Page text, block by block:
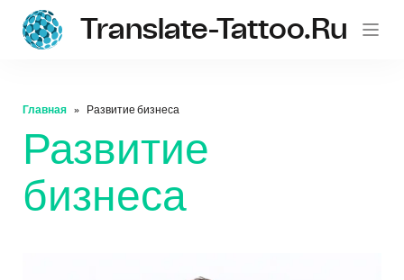
Translate-Tattoo.ru
Главная Развитие бизнеса
Развитие
бизнеса